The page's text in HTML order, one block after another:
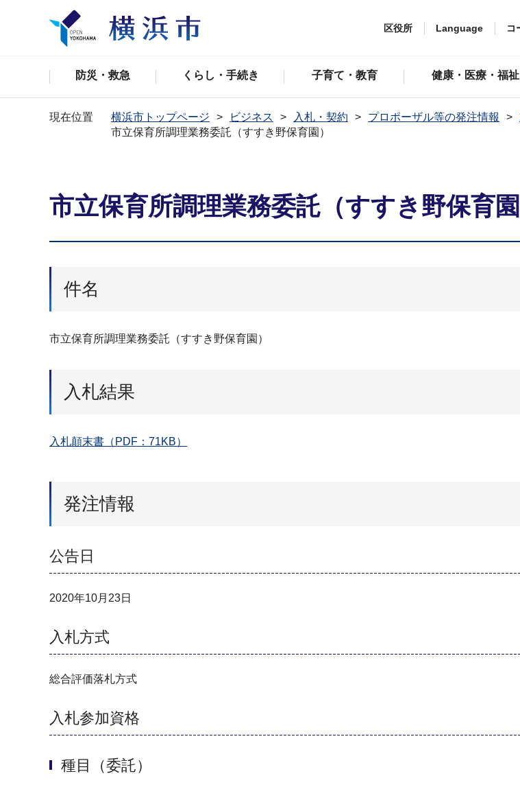
区役所 Language コ
防災・救急 くらし・手続き 子育て・教育 健康・医療・福祉
現在位置 横浜市トップページ ビジネス 入札・契約 プロポーザル等の発注情報
市立保育所調理業務委託（すすき野保育園）
市立保育所調理業務委託（すすき野保育園
件名
市立保育所調理業務委託（すすき野保育園）
入札結果
入札顛末書（PDF：71KB）
発注情報
公告日
2020年10月23日
入札方式
総合評価落札方式
入札参加資格
種目（委託）